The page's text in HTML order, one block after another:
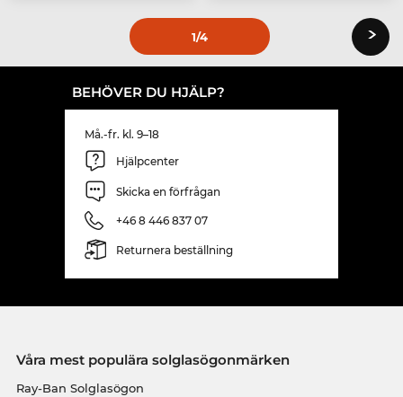
1/4 ›
BEHÖVER DU HJÄLP?
Må.-fr. kl. 9–18
Hjälpcenter
Skicka en förfrågan
+46 8 446 837 07
Returnera beställning
Våra mest populära solglasögonmärken
Ray-Ban Solglasögon